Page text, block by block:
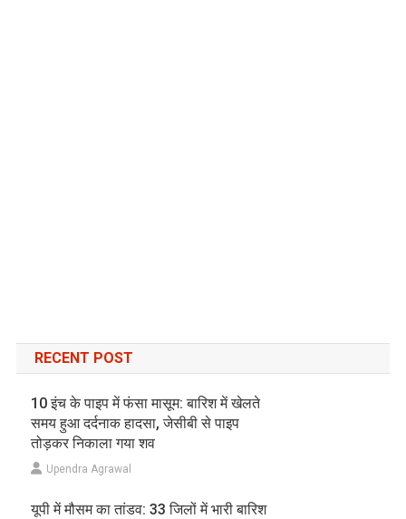
RECENT POST
10 इंच के पाइप में फंसा मासूम: बारिश में खेलते
समय हुआ दर्दनाक हादसा, जेसीबी से पाइप
तोड़कर निकाला गया शव
Upendra Agrawal
यूपी में मौसम का तांडव: 33 जिलों में भारी बारिश